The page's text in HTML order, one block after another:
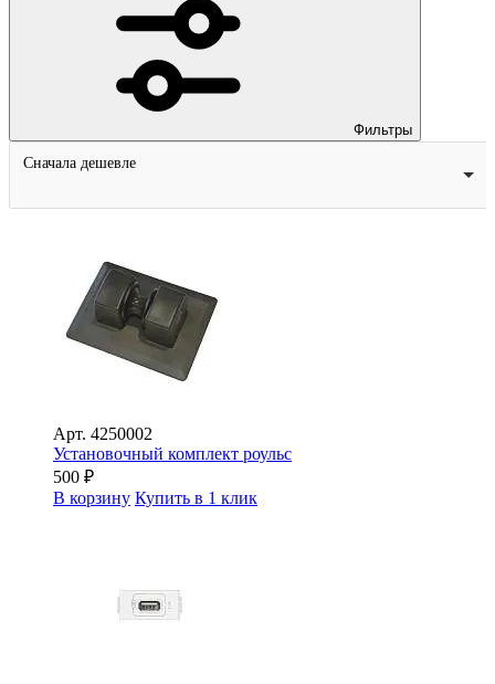
Фильтры
Сначала дешевле
Арт. 4250002
Установочный комплект роульс
500 ₽
В корзину Купить в 1 клик